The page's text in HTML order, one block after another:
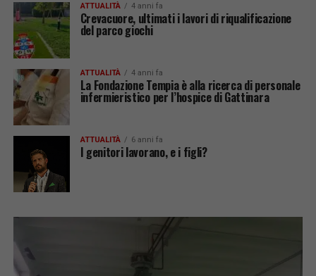
ATTUALITÀ 4 anni fa
Crevacuore, ultimati i lavori di riqualificazione
del parco giochi
ATTUALITÀ 4 anni fa
La Fondazione Tempia è alla ricerca di personale
infermieristico per l’hospice di Gattinara
ATTUALITÀ 6 anni fa
I genitori lavorano, e i figli?